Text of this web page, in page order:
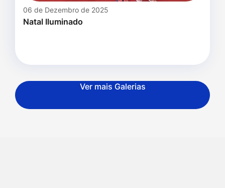
06 de Dezembro de 2025
Natal Iluminado
Ver mais Galerias